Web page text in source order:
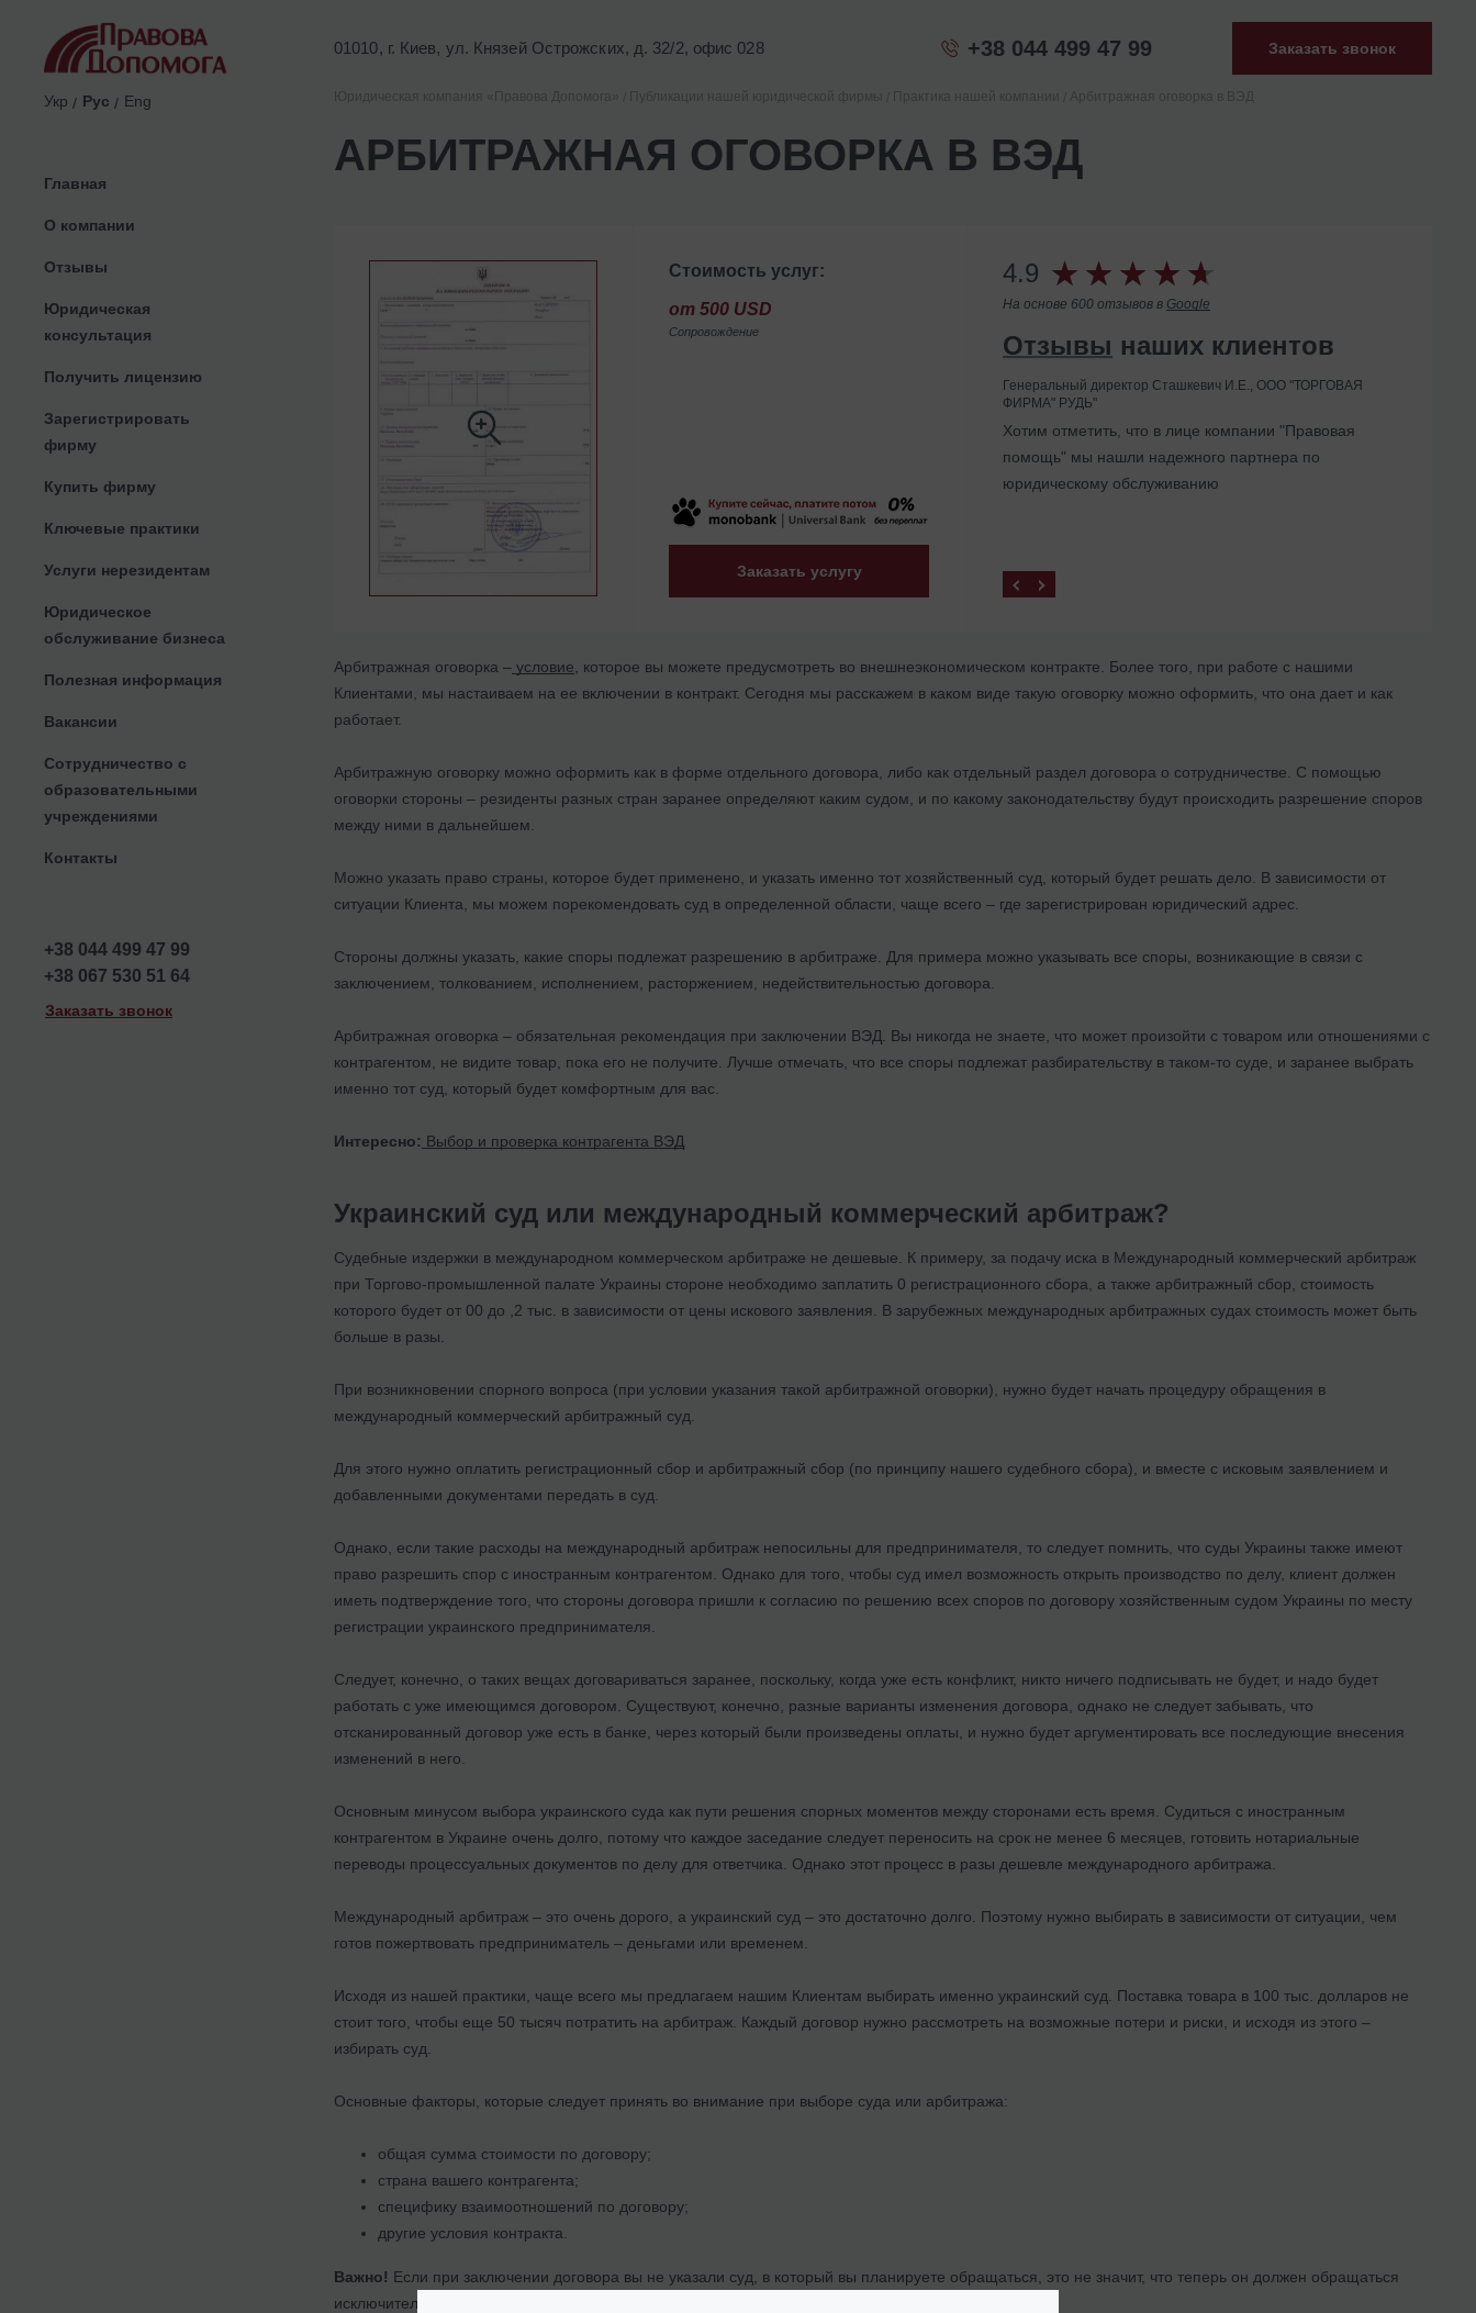
01010, г. Киев, ул. Князей Острожских, д. 32/2, офис 028 +38 044 499 47 99 Заказать звонок
Укр Рус Eng
Главная
О компании
Отзывы
Юридическая
консультация
Получить лицензию
Зарегистрировать
фирму
Купить фирму
Ключевые практики
Услуги нерезидентам
Юридическое
обслуживание бизнеса
Полезная информация
Вакансии
Сотрудничество с
образовательными
учреждениями
Контакты
+38 044 499 47 99
+38 067 530 51 64
Заказать звонок
АРБИТРАЖНАЯ ОГОВОРКА В ВЭД
Стоимость услуг:
от 500 USD
Сопровождение
Заказать услугу
4.9
На основе 600 отзывов в Google
Отзывы наших клиентов
Генеральный директор Сташкевич И.Е., ООО "ТОРГОВАЯ
ФИРМА" РУДЬ"
Хотим отметить, что в лице компании "Правовая
помощь" мы нашли надежного партнера по
юридическому обслуживанию
Помогли с ликвидацией иностранного
представительства в Украине
Арбитражная оговорка – условие , которое вы можете предусмотреть во внешнеэкономическом контракте. Более того, при работе с нашими
Клиентами, мы настаиваем на ее включении в контракт. Сегодня мы расскажем в каком виде такую оговорку можно оформить, что она дает и как
работает.
Арбитражную оговорку можно оформить как в форме отдельного договора, либо как отдельный раздел договора о сотрудничестве. С помощью
оговорки стороны – резиденты разных стран заранее определяют каким судом, и по какому законодательству будут происходить разрешение споров
между ними в дальнейшем.
Можно указать право страны, которое будет применено, и указать именно тот хозяйственный суд, который будет решать дело. В зависимости от
ситуации Клиента, мы можем порекомендовать суд в определенной области, чаще всего – где зарегистрирован юридический адрес.
Стороны должны указать, какие споры подлежат разрешению в арбитраже. Для примера можно указывать все споры, возникающие в связи с
заключением, толкованием, исполнением, расторжением, недействительностью договора.
Арбитражная оговорка – обязательная рекомендация при заключении ВЭД. Вы никогда не знаете, что может произойти с товаром или отношениями с
контрагентом, не видите товар, пока его не получите. Лучше отмечать, что все споры подлежат разбирательству в таком-то суде, и заранее выбрать
именно тот суд, который будет комфортным для вас.
Интересно: Выбор и проверка контрагента ВЭД
Украинский суд или международный коммерческий арбитраж?
Судебные издержки в международном коммерческом арбитраже не дешевые. К примеру, за подачу иска в Международный коммерческий арбитраж
при Торгово-промышленной палате Украины стороне необходимо заплатить 0 регистрационного сбора, а также арбитражный сбор, стоимость
которого будет от 00 до ,2 тыс. в зависимости от цены искового заявления. В зарубежных международных арбитражных судах стоимость может быть
больше в разы.
При возникновении спорного вопроса (при условии указания такой арбитражной оговорки), нужно будет начать процедуру обращения в
международный коммерческий арбитражный суд.
Для этого нужно оплатить регистрационный сбор и арбитражный сбор (по принципу нашего судебного сбора), и вместе с исковым заявлением и
добавленными документами передать в суд.
Однако, если такие расходы на международный арбитраж непосильны для предпринимателя, то следует помнить, что суды Украины также имеют
право разрешить спор с иностранным контрагентом. Однако для того, чтобы суд имел возможность открыть производство по делу, клиент должен
иметь подтверждение того, что стороны договора пришли к согласию по решению всех споров по договору хозяйственным судом Украины по месту
регистрации украинского предпринимателя.
Следует, конечно, о таких вещах договариваться заранее, поскольку, когда уже есть конфликт, никто ничего подписывать не будет, и надо будет
работать с уже имеющимся договором. Существуют, конечно, разные варианты изменения договора, однако не следует забывать, что
отсканированный договор уже есть в банке, через который были произведены оплаты, и нужно будет аргументировать все последующие внесения
изменений в него.
Основным минусом выбора украинского суда как пути решения спорных моментов между сторонами есть время. Судиться с иностранным
контрагентом в Украине очень долго, потому что каждое заседание следует переносить на срок не менее 6 месяцев, готовить нотариальные
переводы процессуальных документов по делу для ответчика. Однако этот процесс в разы дешевле международного арбитража.
Международный арбитраж – это очень дорого, а украинский суд – это достаточно долго. Поэтому нужно выбирать в зависимости от ситуации, чем
готов пожертвовать предприниматель – деньгами или временем.
Исходя из нашей практики, чаще всего мы предлагаем нашим Клиентам выбирать именно украинский суд. Поставка товара в 100 тыс. долларов не
стоит того, чтобы еще 50 тысяч потратить на арбитраж. Каждый договор нужно рассмотреть на возможные потери и риски, и исходя из этого –
избирать суд.
Основные факторы, которые следует принять во внимание при выборе суда или арбитража:
общая сумма стоимости по договору;
страна вашего контрагента;
специфику взаимоотношений по договору;
другие условия контракта.
Важно! Если при заключении договора вы не указали суд, в который вы планируете обращаться, это не значит, что теперь он должен обращаться
исключительно в международный арбитраж. Но это очень усложнит работу адвокату.